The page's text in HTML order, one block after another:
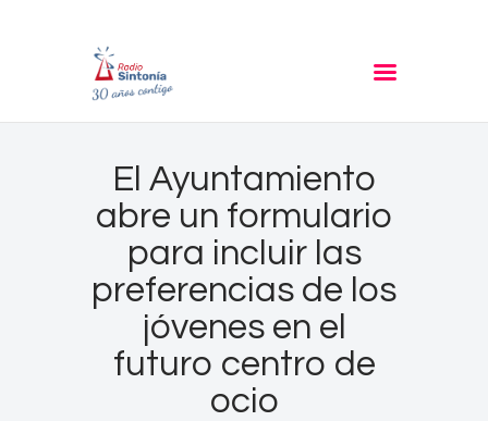
El Ayuntamiento
abre un formulario
para incluir las
preferencias de los
jóvenes en el
futuro centro de
ocio
RADIO SINTONIA
Informativos
Entrevistas
Noticias
Podcast
PROGRAMACIÓN
Nuestra Historia